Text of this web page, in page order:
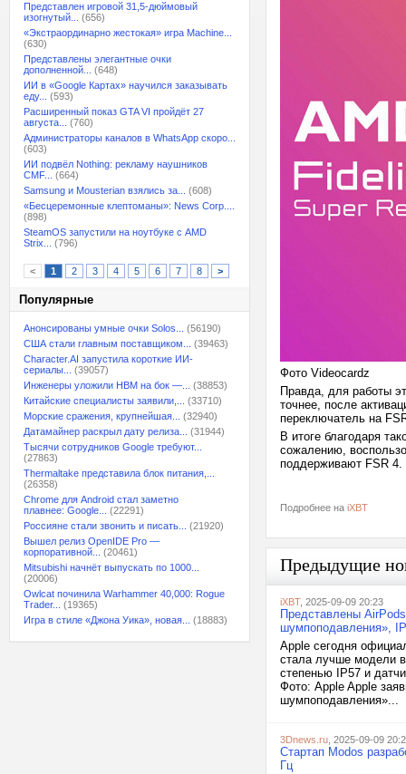
Представлен игровой 31,5-дюймовый
изогнутый...
(656)
«Экстраординарно жестокая» игра Machine...
(630)
Представлены элегантные очки
дополненной...
(648)
ИИ в «Google Картах» научился заказывать
еду...
(593)
Расширенный показ GTA VI пройдёт 27
августа...
(760)
Администраторы каналов в WhatsApp скоро...
(603)
ИИ подвёл Nothing: рекламу наушников
CMF...
(664)
Samsung и Mousterian взялись за...
(608)
«Бесцеремонные клептоманы»: News Corp....
(898)
SteamOS запустили на ноутбуке с AMD
Strix...
(796)
< 1 2 3 4 5 6 7 8 >
Популярные
Анонсированы умные очки Solos...
(56190)
США стали главным поставщиком...
(39463)
Character.AI запустила короткие ИИ-
сериалы...
(39057)
Инженеры уложили HBM на бок —...
(38853)
Китайские специалисты заявили,...
(33710)
Морские сражения, крупнейшая...
(32940)
Датамайнер раскрыл дату релиза...
(31944)
Тысячи сотрудников Google требуют...
(27863)
Thermaltake представила блок питания,...
(26358)
Chrome для Android стал заметно
плавнее: Google...
(22291)
Россияне стали звонить и писать...
(21920)
Вышел релиз OpenIDE Pro —
корпоративной...
(20461)
Mitsubishi начнёт выпускать по 1000...
(20006)
Owlcat починила Warhammer 40,000: Rogue
Trader...
(19365)
Игра в стиле «Джона Уика», новая...
(18883)
Фото Videocardz
Правда, для работы
точнее, после
переключатель на
В итоге благодаря
сожалению,
поддерживают FSR
Подробнее на iXBT
Предыдущие
iXBT, 2025-09-09 20:23
Представлены
шумпоподавления»,
Apple сегодня
стала лучше модели
степенью IP57 и
Фото: Apple Apple
шумпоподавления»...
3Dnews.ru , 2025-09-09
Стартап Modos
Гц